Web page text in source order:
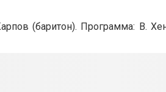
(баритон). Программа: В.